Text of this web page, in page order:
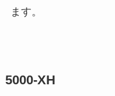
ます。
5000-XH